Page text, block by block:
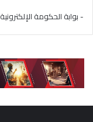
- بوابة الحكومة الإلكترونية